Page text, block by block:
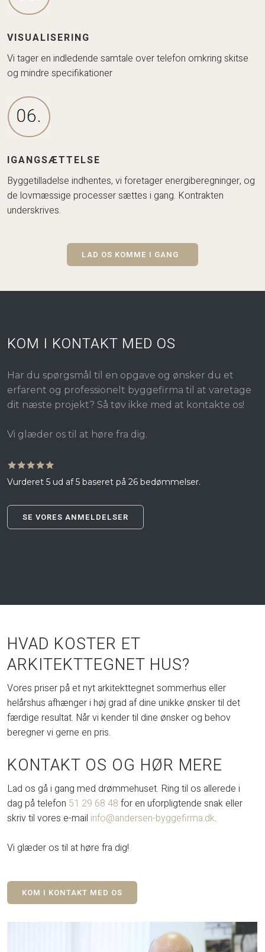
VISUALISERING
​Vi tager en indledende samtale over telefon omkring skitse
og mindre specifikationer
IGANGSÆTTELSE
​Byggetilladelse indhentes, vi foretager energiberegninger, og
de lovmæssige processer sættes i gang. Kontrakten
underskrives.
LAD OS KOMME I GANG
KOM I KONTAKT MED OS
Har du spørgsmål til en opgave og ønsker du et
erfarent og professionelt byggefirma til at varetage
dit næste projekt? Så tøv ikke med at kontakte os!
​Vi glæder os til at høre fra dig.
🟊🟊🟊🟊🟊
Vurderet 5 ud af 5 baseret på 26 bedømmelser.​
SE VORES ANMELDELSER​
HVAD KOSTER ET
ARKITEKTTEGNET HUS?
Vores priser på et nyt arkitekttegnet sommerhus eller
helårshus afhænger i høj grad af dine unikke ønsker til det
færdige resultat. Når vi kender til dine ønsker og behov
beregner vi gerne en pris.
KONTAKT OS OG HØR MERE
Lad os gå i gang med drømmehuset. Ring til os allerede i
dag på telefon 51 29 68 48 for en uforpligtende snak eller
skriv til vores e-mail info@andersen-byggefirma.dk.
Vi glæder os til at høre fra dig!​
KOM I KONTAKT MED OS